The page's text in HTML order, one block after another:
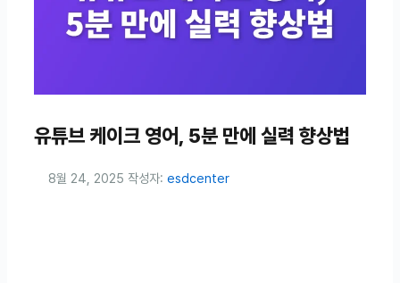
유튜브 케이크 영어, 5분 만에 실력 향상법
8월 24, 2025 작성자: esdcenter